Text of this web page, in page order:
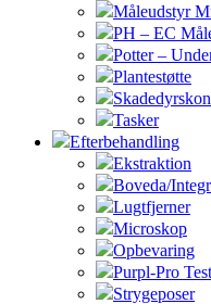
Måleudstyr
PH – EC
Potter –
Plantestøtte
Tasker
Efterbehandling
Ekstraktion
Boveda/
Lugtfjerner
Microskop
Opbevaring
Purpl-Pro
Strygeposer